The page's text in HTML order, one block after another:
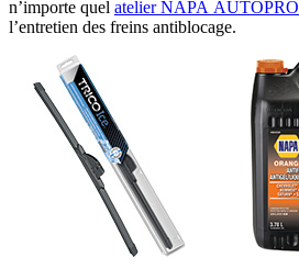
n’importe quel atelier NAPA AUTOPRO
l’entretien des freins antiblocage.